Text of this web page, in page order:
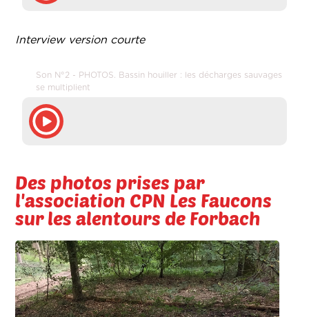
Interview version courte
Son N°2 - PHOTOS. Bassin houiller : les décharges sauvages
se multiplient
Des photos prises par
l'association CPN Les Faucons
sur les alentours de Forbach